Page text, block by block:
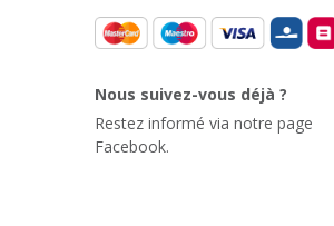
Nous suivez-vous déjà ?
Restez informé via notre page
Facebook.